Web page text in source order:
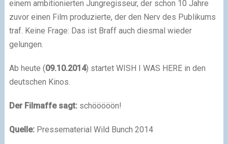
einem ambitionierten Jungregisseur, der schon 10 Jahre
zuvor einen Film produzierte, der den Nerv des Publikums
traf. Keine Frage: Das ist Braff auch diesmal wieder
gelungen.
Ab heute (09.10.2014) startet WISH I WAS HERE in den
deutschen Kinos.
Der Filmaffe sagt:schööööön!
Quelle:Pressematerial Wild Bunch 2014